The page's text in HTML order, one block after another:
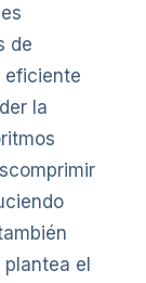
de
eficiente
la
plantea el